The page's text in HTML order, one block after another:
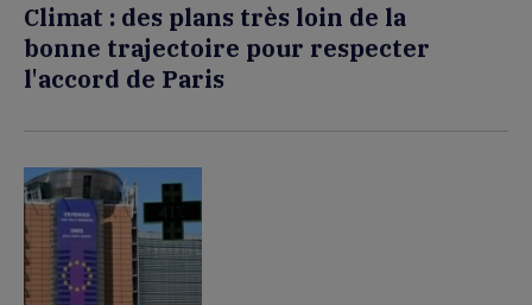
Climat : des plans très loin de la
bonne trajectoire pour respecter
l'accord de Paris